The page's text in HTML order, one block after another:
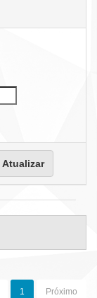
1 Próximo